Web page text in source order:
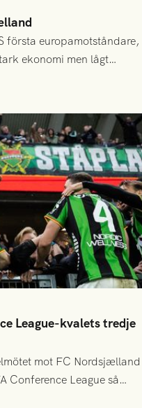
första europamotståndare,
ekonomi men lågt
styrka och individuell
League-kvalets tredje
mot FC Nordsjælland
Conference League så
därpå. Motståndare blir